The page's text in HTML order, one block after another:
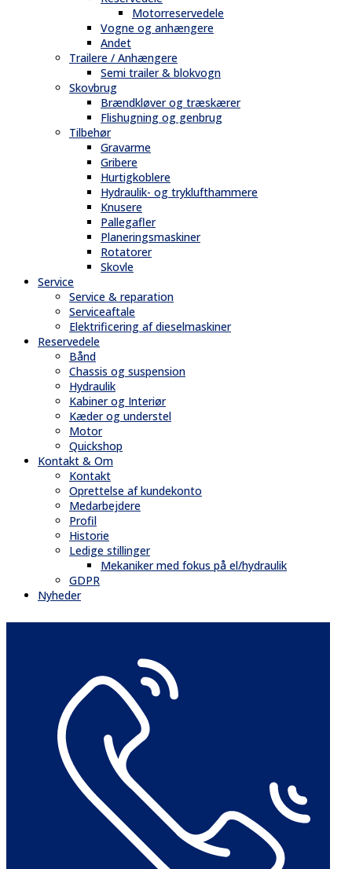
Motorreservedele
Vogne og anhængere
Andet
Trailere / Anhængere
Semi trailer & blokvogn
Skovbrug
Brændkløver og træskærer
Flishugning og genbrug
Tilbehør
Gravarme
Gribere
Hurtigkoblere
Hydraulik- og tryklufthammere
Knusere
Pallegafler
Planeringsmaskiner
Rotatorer
Skovle
Service
Service & reparation
Serviceaftale
Elektrificering af dieselmaskiner
Reservedele
Bånd
Chassis og suspension
Hydraulik
Kabiner og Interiør
Kæder og understel
Motor
Quickshop
Kontakt & Om
Kontakt
Oprettelse af kundekonto
Medarbejdere
Profil
Historie
Ledige stillinger
Mekaniker med fokus på el/hydraulik
GDPR
Nyheder